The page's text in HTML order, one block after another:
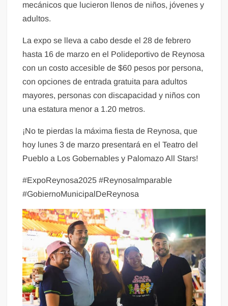
mecánicos que lucieron llenos de niños, jóvenes y
adultos.
La expo se lleva a cabo desde el 28 de febrero
hasta 16 de marzo en el Polideportivo de Reynosa
con un costo accesible de $60 pesos por persona,
con opciones de entrada gratuita para adultos
mayores, personas con discapacidad y niños con
una estatura menor a 1.20 metros.
¡No te pierdas la máxima fiesta de Reynosa, que
hoy lunes 3 de marzo presentará en el Teatro del
Pueblo a Los Gobernables y Palomazo All Stars!
#ExpoReynosa2025 #ReynosaImparable
#GobiernoMunicipalDeReynosa